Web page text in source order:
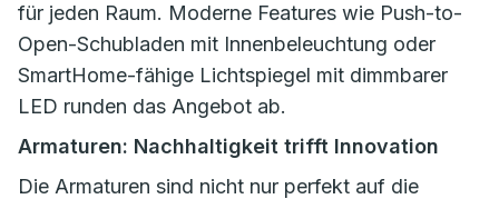
für jeden Raum. Moderne Features wie Push-to-
Open-Schubladen mit Innenbeleuchtung oder
SmartHome-fähige Lichtspiegel mit dimmbarer
LED runden das Angebot ab.
Armaturen: Nachhaltigkeit trifft Innovation
Die Armaturen sind nicht nur perfekt auf die